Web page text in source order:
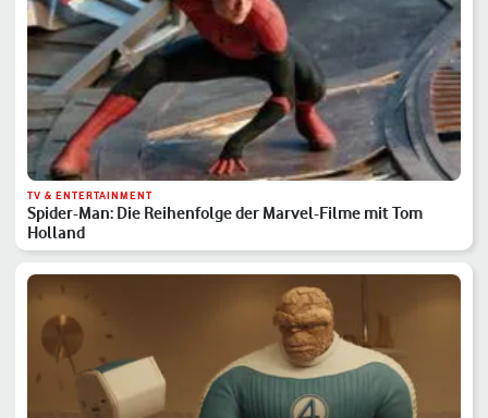
TV & ENTERTAINMENT
Spider-Man: Die Reihenfolge der Marvel-Filme mit Tom
Holland